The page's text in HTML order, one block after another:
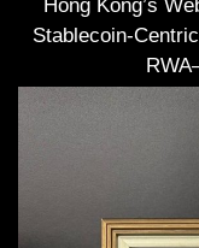
Hong Kong’s
Stablecoin-